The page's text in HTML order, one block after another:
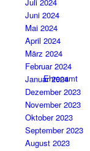
Ehrenamt
Juni 2024
Mai 2024
April 2024
März 2024
Februar 2024
Januar 2024
Dezember 2023
November 2023
Oktober 2023
September 2023
August 2023